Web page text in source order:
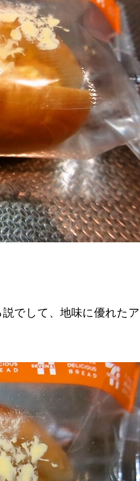
でして、地味に優れたア